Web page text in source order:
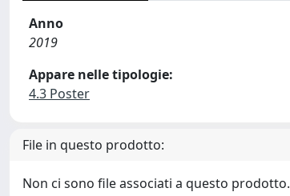
Anno
2019
Appare nelle tipologie:
4.3 Poster
File in questo prodotto:
Non ci sono file associati a questo prodotto.